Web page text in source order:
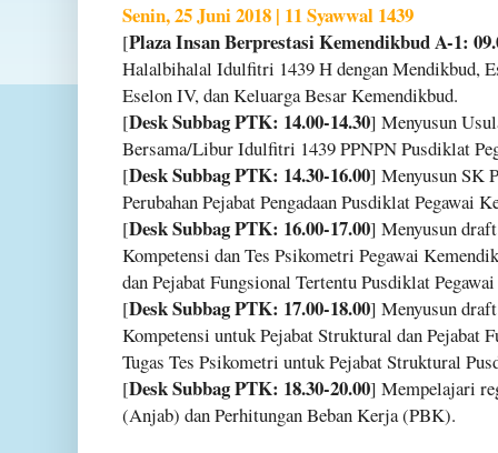
Senin, 25 Juni 2018 | 11 Syawwal 1439
[Plaza Insan Berprestasi Kemendikbud A-1:
Halalbihalal Idulfitri 1439 H dengan Mendikbud,
Eselon IV, dan Keluarga Besar Kemendikbud.
[Desk Subbag PTK: 14.00-14.30] Menyusun
Bersama/Libur Idulfitri 1439 PPNPN Pusdiklat
[Desk Subbag PTK: 14.30-16.00] Menyusun SK
Perubahan Pejabat Pengadaan Pusdiklat Pegawai
[Desk Subbag PTK: 16.00-17.00] Menyusun
Kompetensi dan Tes Psikometri Pegawai
dan Pejabat Fungsional Tertentu Pusdiklat
[Desk Subbag PTK: 17.00-18.00] Menyusun
Kompetensi untuk Pejabat Struktural dan Pejabat
Tugas Tes Psikometri untuk Pejabat Struktural
[Desk Subbag PTK: 18.30-20.00] Mempelajari
(Anjab) dan Perhitungan Beban Kerja (PBK).